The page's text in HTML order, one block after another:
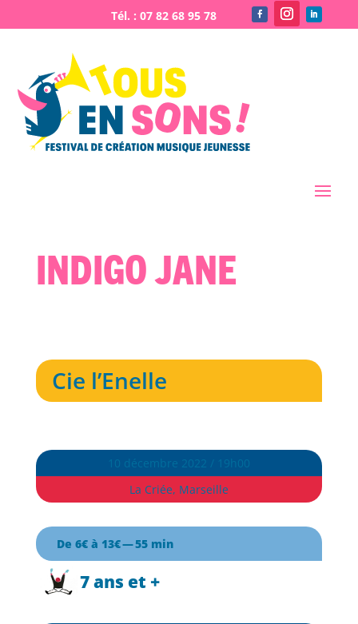
Indigo Jane
Cie l’Enelle
10 décembre 2022 / 19h00
La Criée, Marseille
De 6€ à 13€ — 55 min
7 ans et +